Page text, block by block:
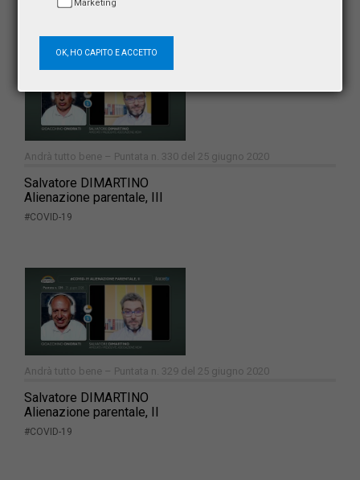
Andrà tutto bene – Puntata n. 330 del 25 giugno 2020
Salvatore DIMARTINO
Alienazione parentale, III
#COVID-19
Andrà tutto bene – Puntata n. 329 del 25 giugno 2020
Salvatore DIMARTINO
Alienazione parentale, II
#COVID-19
Marketing
OK, HO CAPITO E ACCETTO